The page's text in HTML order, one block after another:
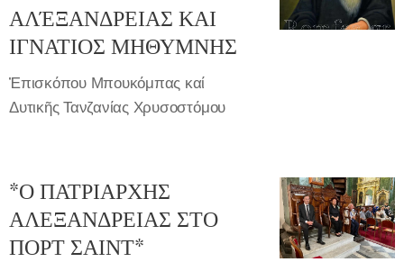
ΑΛΈΞΑΝΔΡΕΙΑΣ ΚΑΙ
ΙΓΝΑΤΙΟΣ ΜΗΘΥΜΝΗΣ
Ἐπισκόπου Μπουκόμπας καί
Δυτικῆς Τανζανίας Χρυσοστόμου
*Ο ΠΑΤΡΙΑΡΧΗΣ
ΑΛΕΞΑΝΔΡΕΙΑΣ ΣΤΟ
ΠΟΡΤ ΣΑΙΝΤ*